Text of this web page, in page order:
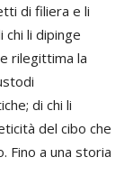
di filiera e li
li dipinge
rilegittima la
di chi li
del cibo che
Fino a una storia